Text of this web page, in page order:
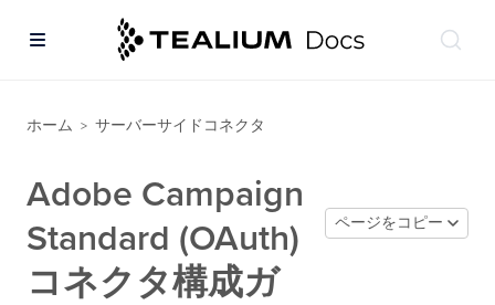
ホーム > サーバーサイドコネクタ
Adobe Campaign
Standard (OAuth)
コネクタ構成ガ
ページをコピー